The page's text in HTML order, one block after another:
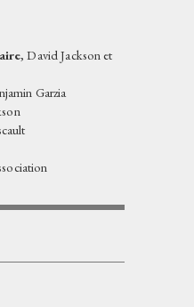
, David Jackson et
Garzia